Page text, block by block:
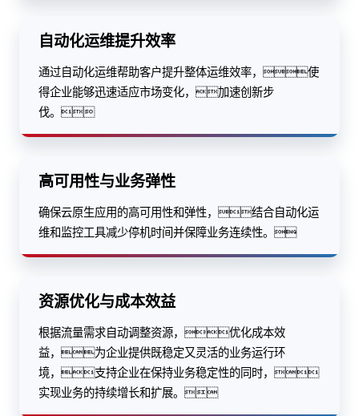
自动化运维提升效率
通过自动化运维帮助客户提升整体运维效率，使
得企业能够迅速适应市场变化，加速创新步
伐。
高可用性与业务弹性
确保云原生应用的高可用性和弹性，结合自动化运
维和监控工具减少停机时间并保障业务连续性。
资源优化与成本效益
根据流量需求自动调整资源，优化成本效
益，为企业提供既稳定又灵活的业务运行环
境，支持企业在保持业务稳定性的同时，
实现业务的持续增长和扩展。